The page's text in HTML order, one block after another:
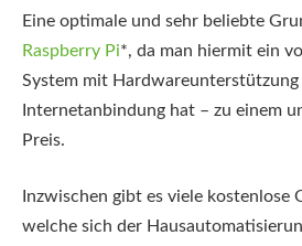
Eine optimale und sehr beliebte
Raspberry Pi*, da man hiermit ein
System mit Hardwareunterstützung
Internetanbindung hat – zu einem
Preis.
Inzwischen gibt es viele kostenlose
welche sich der